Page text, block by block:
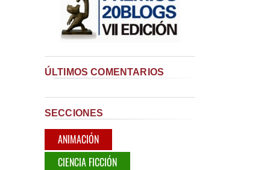
ÚLTIMOS COMENTARIOS
SECCIONES
ANIMACIÓN
CIENCIA FICCIÓN